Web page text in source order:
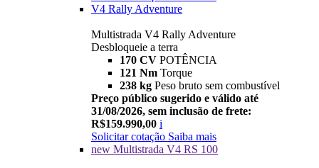
V4 Rally Adventure
Multistrada V4 Rally Adventure
Desbloqueie a terra
170 CV POTÊNCIA
121 Nm Torque
238 kg Peso bruto sem combustível
Preço público sugerido e válido até
31/08/2026, sem inclusão de frete:
R$159.990,00 i
Solicitar cotação Saiba mais
new Multistrada V4 RS 100